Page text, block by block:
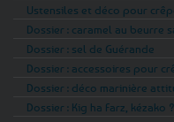
Ustensiles et déco pour
Dossier : caramel au beurre
Dossier : sel de Guérande
Dossier : accessoires pour
Dossier : déco marinière
Dossier : Kig ha Farz, kézako ?